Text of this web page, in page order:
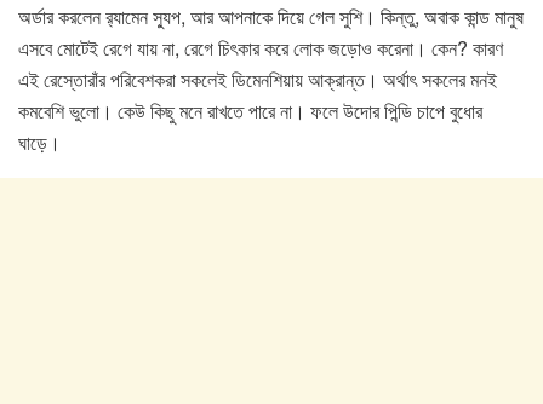
অর্ডার করলেন র‍্যামেন স্যুপ, আর আপনাকে দিয়ে গেল সুশি। কিন্তু, অবাক কান্ড মানুষ
এসবে মোটেই রেগে যায় না, রেগে চিৎকার করে লোক জড়োও করেনা। কেন? কারণ
এই রেস্তোরাঁর পরিবেশকরা সকলেই ডিমেনশিয়ায় আক্রান্ত। অর্থাৎ সকলের মনই
কমবেশি ভুলো। কেউ কিছু মনে রাখতে পারে না। ফলে উদোর পিন্ডি চাপে বুধোর
ঘাড়ে।